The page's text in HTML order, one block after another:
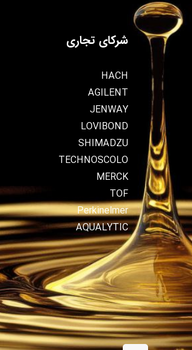
شرکای تجاری
HACH
AGILENT
JENWAY
LOVIBOND
SHIMADZU
TECHNOSCOLO
MERCK
TOF
Perkinelmer
AQUALYTIC